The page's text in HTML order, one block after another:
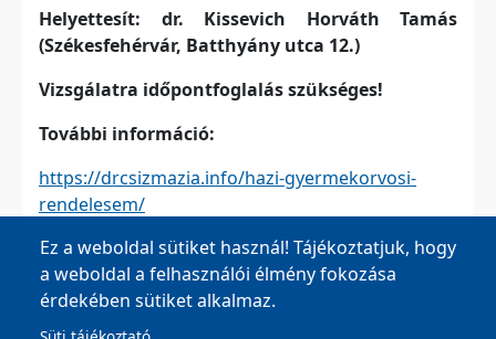
Helyettesít: dr. Kissevich Horváth Tamás
(Székesfehérvár, Batthyány utca 12.)
Vizsgálatra időpontfoglalás szükséges!
További információ:
https://drcsizmazia.info/hazi-gyermekorvosi-
rendelesem/
Ez a weboldal sütiket használ! Tájékoztatjuk, hogy
a weboldal a felhasználói élmény fokozása
érdekében sütiket alkalmaz.